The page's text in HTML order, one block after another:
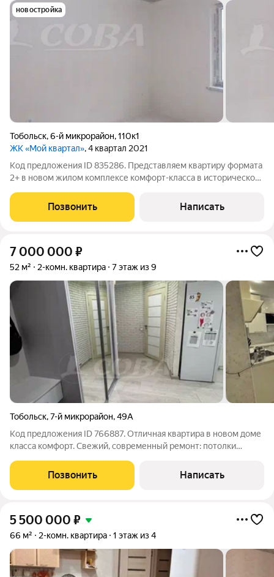
новостройка
Тобольск,6-й микрорайон,110к1
ЖК «Мой квартал», 4 квартал 2021
Код предложения ID 835286. Представляем квартиру формата
2+ в новом жилом комплексе комфорт-класса в историческом
ценит комфорт, безопасность и близость к ключевым
объектам
Позвонить Написать
7 000 000 ₽
52 м² 2-комн. квартира 7 этаж из 9
Тобольск,7-й микрорайон,49А
Код предложения ID 766887. Отличная квартира в новом доме
класса комфорт. Свежий, современный ремонт: потолки
пол - ламинат, кафельная плитка. После продажи в квартире
остается частично мебель.
Позвонить Написать
5 500 000 ₽
66 м² 2-комн. квартира 1 этаж из 4